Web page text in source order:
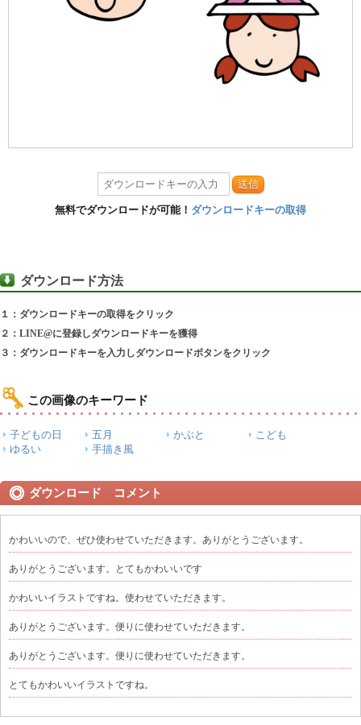
送信
無料でダウンロードが可能！ ダウンロードキーの取得
ダウンロード方法
１：ダウンロードキーの取得をクリック
２：LINE@に登録しダウンロードキーを獲得
３：ダウンロードキーを入力しダウンロードボタンをクリック
この画像のキーワード
子どもの日 五月 かぶと
こども
ゆるい
手描き風
ダウンロード コメント
かわいいので、ぜひ使わせていただきます。ありがとうございます。
ありがとうございます。とてもかわいいです
かわいいイラストですね。使わせていただきます。
ありがとうございます。便りに使わせていただきます。
ありがとうございます。便りに使わせていただきます。
とてもかわいいイラストですね。